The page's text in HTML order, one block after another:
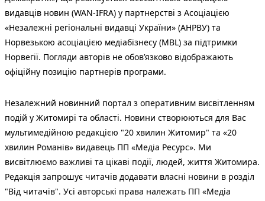
видавців новин (WAN-IFRA) у партнерстві з Асоціацією
«Незалежні регіональні видавці України» (АНРВУ) та
Норвезькою асоціацією медіабізнесу (MBL) за підтримки
Норвегії. Погляди авторів не обов’язково відображають
офіційну позицію партнерів програми.
Незалежний новинний портал з оперативним висвітленням
подій у Житомирі та області. Новини створюються для Вас
мультимедійною редакцією "20 хвилин Житомир" та «20
хвилин Романів» видавець ПП «Медіа Ресурс». Ми
висвітлюємо важливі та цікаві події, людей, життя Житомира.
Редакція запрошує читачів додавати власні новини в розділ
"Від читачів". Усі авторські права належать ПП «Медіа